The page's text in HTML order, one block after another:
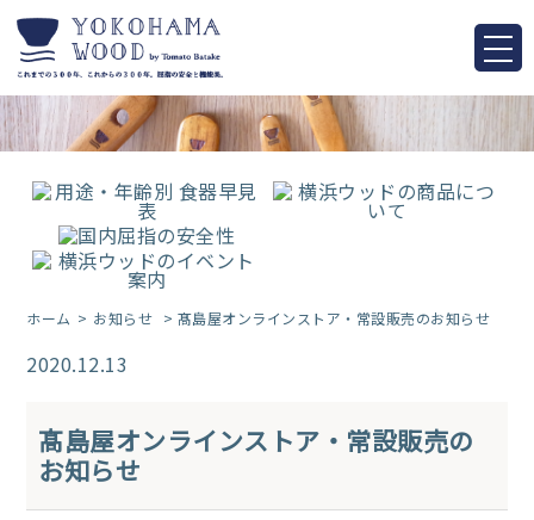
ホーム お知らせ > 髙島屋オンラインストア・常設販売のお知らせ
2020.12.13
髙島屋オンラインストア・常設販売の
お知らせ